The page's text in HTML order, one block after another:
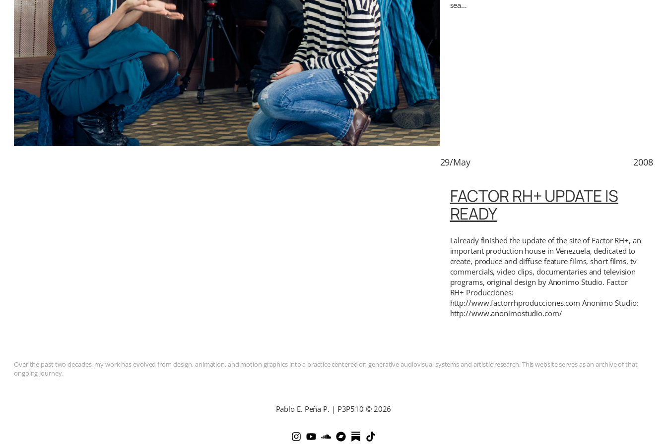
sea…
29/May 2008
FACTOR RH+ UPDATE IS
READY
I already finished the update of the site of Factor RH+, an
important production house in Venezuela, dedicated to
create, produce and diffuse feature films, short films, tv
commercials, video clips, documentaries and television
programs, original design by Anonimo Studio. Factor
RH+ Producciones:
http://www.factorrhproducciones.com Anonimo Studio:
http://www.anonimostudio.com/
Over the past two decades, my work has evolved from design, animation, and motion graphics into a practice centered on generative audiovisual systems and artistic research. This website serves as an archive of that
ongoing journey.
Pablo E. Peña P. | P3P510 © 2026